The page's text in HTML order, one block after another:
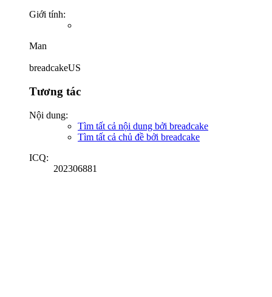
Giới tính:
Man
breadcakeUS
Tương tác
Nội dung:
Tìm tất cả nội dung bởi breadcake
Tìm tất cả chủ đề bởi breadcake
ICQ:
202306881